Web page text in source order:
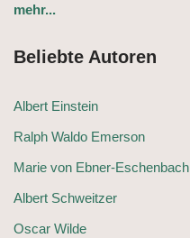
mehr...
Beliebte Autoren
Albert Einstein
Ralph Waldo Emerson
Marie von Ebner-Eschenbach
Albert Schweitzer
Oscar Wilde